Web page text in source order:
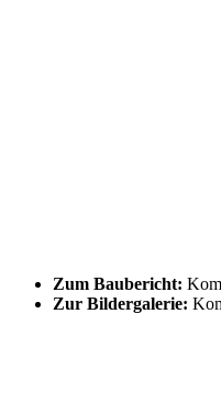
Zum Baubericht:
Zur Bildergalerie: